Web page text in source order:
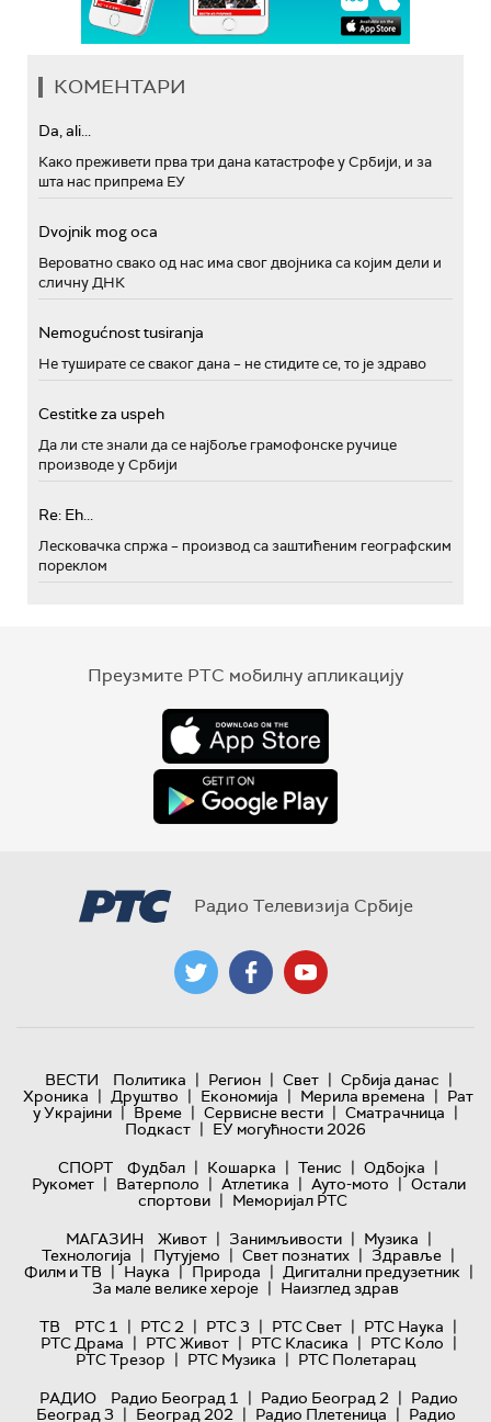
КОМЕНТАРИ
Da, ali...
Како преживети прва три дана катастрофе у Србији, и за
шта нас припрема ЕУ
Dvojnik mog oca
Вероватно свако од нас има свог двојника са којим дели и
сличну ДНК
Nemogućnost tusiranja
Не туширате се сваког дана – не стидите се, то је здраво
Cestitke za uspeh
Да ли сте знали да се најбоље грамофонске ручице
производе у Србији
Re: Eh...
Лесковачка спржа – производ са заштићеним географским
пореклом
Преузмите РТС мобилну апликацију
Радио Телевизија Србије
ВЕСТИ Политика | Регион | Свет | Србија данас |
Хроника | Друштво | Економија | Мерила времена | Рат
у Украјини | Време | Сервисне вести | Сматрачница |
Подкаст | ЕУ могућности 2026
СПОРТ
Фудбал | Кошарка | Тенис | Одбојка |
Рукомет | Ватерполо | Атлетика | Ауто-мото | Остали
спортови | Меморијал РТС
МАГАЗИН
Живот | Занимљивости | Музика |
Технологијa | Путујемо | Свет познатих | Здравље |
Филм и ТВ | Наука | Природа | Дигитални предузетник |
За мале велике хероје | Наизглед здрав
ТВ
РТС 1 | РТС 2 | РТС 3 | РТС Свет | РТС Наука |
РТС Драма | РТС Живот | РТС Класика | РТС Коло |
РТС Трезор | РТС Музика | РТС Полетарац
РАДИО
Радио Београд 1 | Радио Београд 2 | Радио
Београд 3 | Београд 202 | Радио Плетеница | Радио